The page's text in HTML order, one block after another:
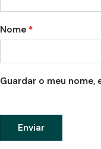
Nome *
Guardar o meu nome,